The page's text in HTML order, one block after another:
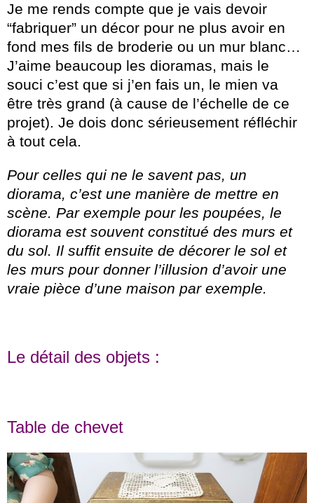
Je me rends compte que je vais devoir
“fabriquer” un décor pour ne plus avoir en
fond mes fils de broderie ou un mur blanc…
J’aime beaucoup les dioramas, mais le
souci c’est que si j’en fais un, le mien va
être très grand (à cause de l’échelle de ce
projet). Je dois donc sérieusement réfléchir
à tout cela.
Pour celles qui ne le savent pas, un
diorama, c’est une manière de mettre en
scène. Par exemple pour les poupées, le
diorama est souvent constitué des murs et
du sol. Il suffit ensuite de décorer le sol et
les murs pour donner l’illusion d’avoir une
vraie pièce d’une maison par exemple.
Le détail des objets :
Table de chevet